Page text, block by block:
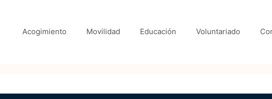
Acogimiento Movilidad Educación Voluntariado